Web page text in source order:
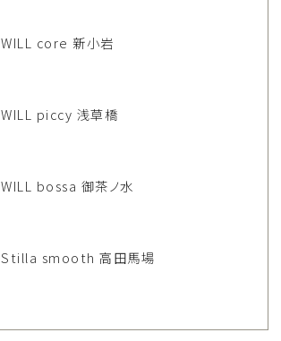
WILL core 新小岩
WILL piccy 浅草橋
WILL bossa 御茶ノ水
Stilla smooth 高田馬場